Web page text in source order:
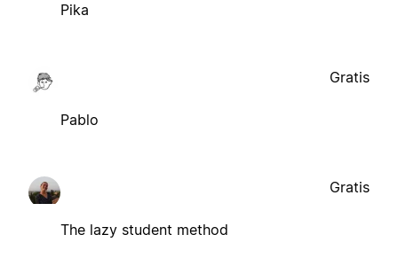
Pika
Pablo
Gratis
The lazy student method
Gratis